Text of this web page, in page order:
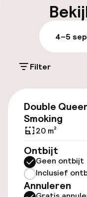
Laat
Meertalige
Bagageruimte
Parkeren &
(buiten)
Mogelijk extra
Openbaar
4–5 sep
Filter
Double
Smoking
20 m²
Ontbijt
Geen ontbijt
Inclusief
Annuleren